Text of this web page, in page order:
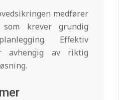
medfører
krever grundig
Effektiv
avhengig av riktig